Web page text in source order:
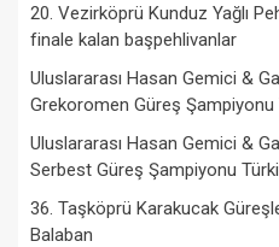
20. Vezirköprü Kunduz Yağlı
finale kalan başpehlivanlar
Uluslararası Hasan Gemici &
Grekoromen Güreş Şampiyonu
Uluslararası Hasan Gemici &
Serbest Güreş Şampiyonu
36. Taşköprü Karakucak
Balaban